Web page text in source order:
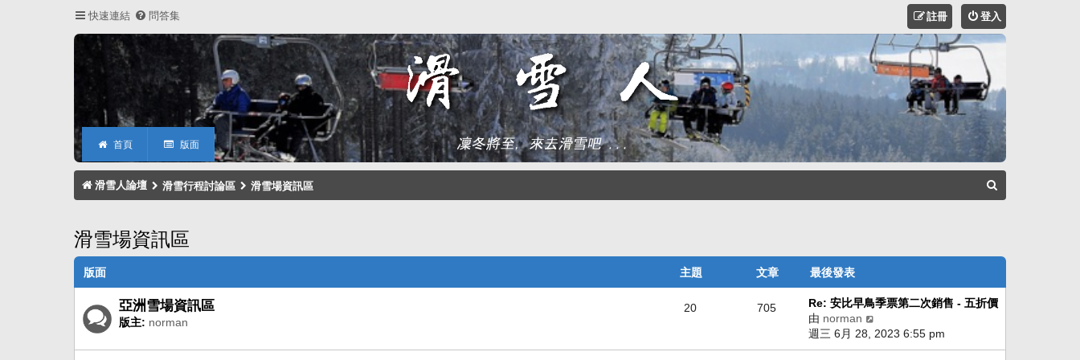
快速連結 問答集 登入
註冊
首頁 版面
滑雪人論壇 滑雪行程討論區 滑雪場資訊區
滑雪場資訊區
版面 主題 文章 最後發表
亞洲雪場資訊區
版主: norman
20 705
Re: 安比早鳥季票第二次銷售 - 五折價
由 norman
視
最
週三 6月 28, 2023 6:55 pm